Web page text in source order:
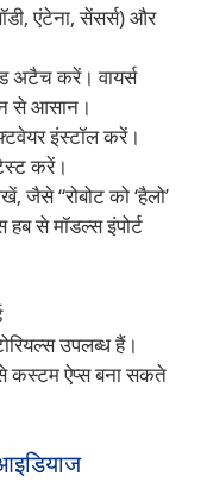
एंटेना, सेंसर्स) और
अटैच करें। वायर्स
से आसान।
इंस्टॉल करें।
करें।
जैसे “रोबोट को ‘हैलो’
से मॉडल्स इंपोर्ट
उपलब्ध हैं।
कस्टम ऐप्स बना सकते